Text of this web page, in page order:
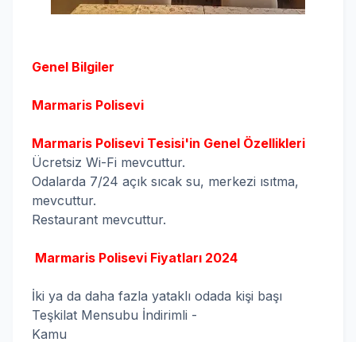
Genel Bilgiler
Marmaris Polisevi
Marmaris Polisevi Tesisi'in Genel Özellikleri
Ücretsiz Wi-Fi mevcuttur.
Odalarda 7/24 açık sıcak su, merkezi ısıtma,
mevcuttur.
Restaurant mevcuttur.
Marmaris Polisevi Fiyatları 2024
İki ya da daha fazla yataklı odada kişi başı
Teşkilat Mensubu İndirimli -
Kamu